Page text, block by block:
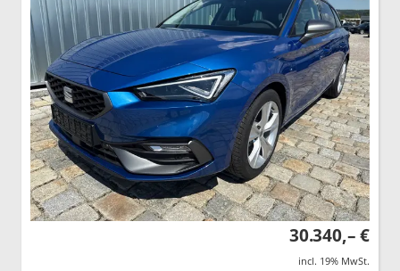
30.340,– €
incl. 19% MwSt.